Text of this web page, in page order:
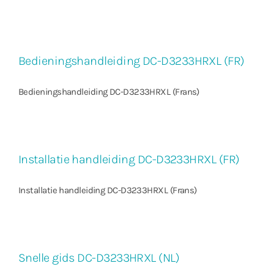
Bedieningshandleiding DC-D3233HRXL (FR)
Bedieningshandleiding DC-D3233HRXL (Frans)
Installatie handleiding DC-D3233HRXL (FR)
Installatie handleiding DC-D3233HRXL (Frans)
Snelle gids DC-D3233HRXL (NL)